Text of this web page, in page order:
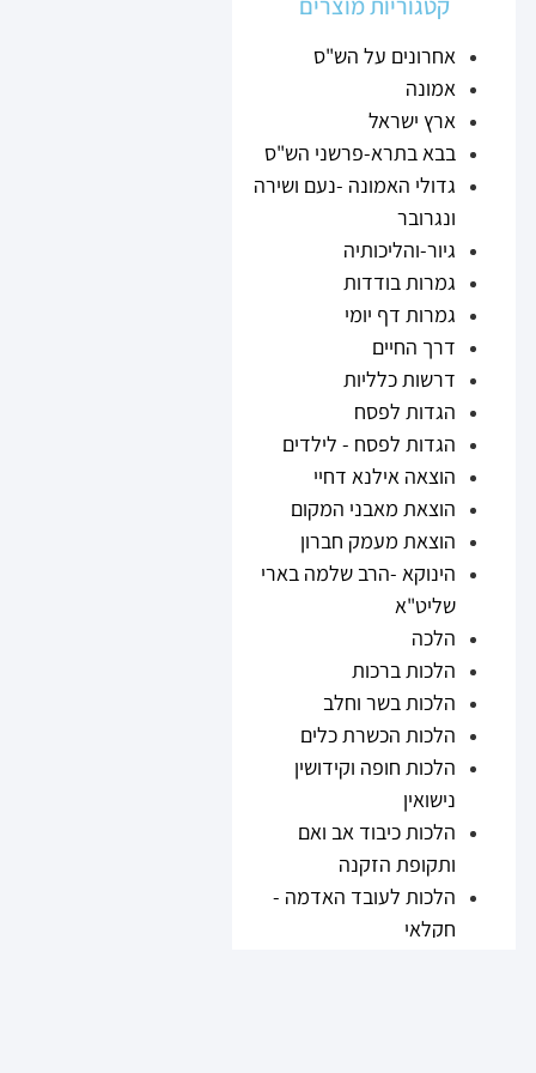
אחרונים על הש"ס
אמונה
ארץ ישראל
בבא בתרא-פרשני הש"ס
גדולי האמונה -נעם ושירה
ונגרובר
גיור-והליכותיה
גמרות בודדות
גמרות דף יומי
דרך החיים
דרשות כלליות
הגדות לפסח
הגדות לפסח - לילדים
הוצאה אילנא דחיי
הוצאת מאבני המקום
הוצאת מעמק חברון
הינוקא -הרב שלמה בארי
שליט"א
הלכה
הלכות ברכות
הלכות בשר וחלב
הלכות הכשרת כלים
הלכות חופה וקידושין
נישואין
הלכות כיבוד אב ואם
ותקופת הזקנה
הלכות לעובד האדמה -
חקלאי